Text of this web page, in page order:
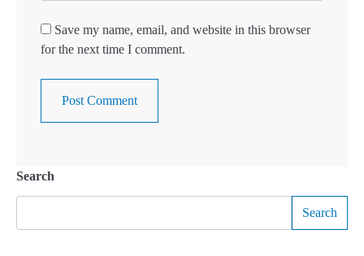
Save my name, email, and website in this browser
for the next time I comment.
Search
Search